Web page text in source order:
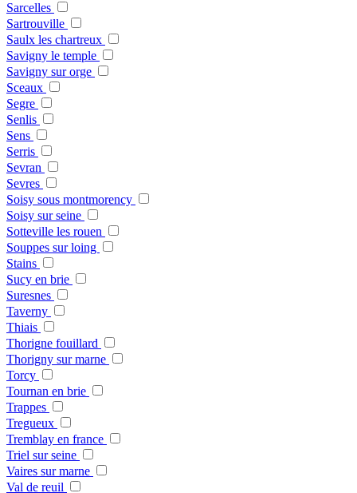
Sarcelles
Sartrouville
Saulx les chartreux
Savigny le temple
Savigny sur orge
Sceaux
Segre
Senlis
Sens
Serris
Sevran
Sevres
Soisy sous montmorency
Soisy sur seine
Sotteville les rouen
Souppes sur loing
Stains
Sucy en brie
Suresnes
Taverny
Thiais
Thorigne fouillard
Thorigny sur marne
Torcy
Tournan en brie
Trappes
Tregueux
Tremblay en france
Triel sur seine
Vaires sur marne
Val de reuil